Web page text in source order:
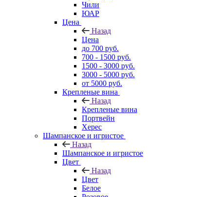
Чили
ЮАР
Цена
Назад
Цена
до 700 руб.
700 - 1500 руб.
1500 - 3000 руб.
3000 - 5000 руб.
от 5000 руб.
Крепленые вина
Назад
Крепленые вина
Портвейн
Херес
Шампанское и игристое
Назад
Шампанское и игристое
Цвет
Назад
Цвет
Белое